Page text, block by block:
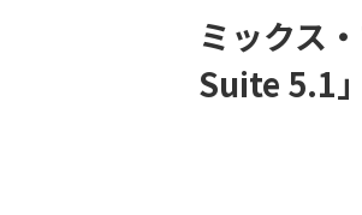
ミックス
Suite 5.1